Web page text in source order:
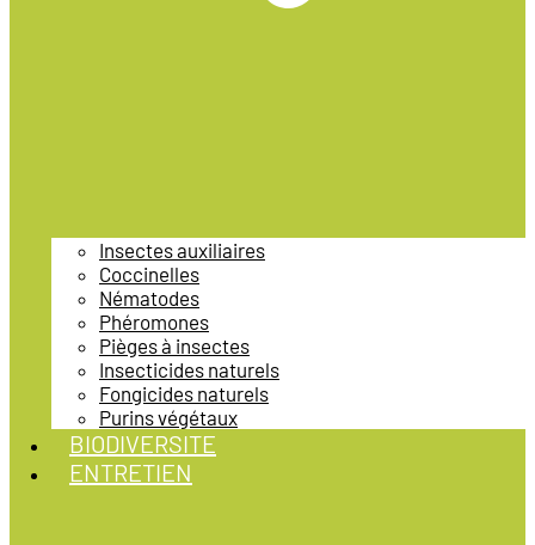
Insectes auxiliaires
Coccinelles
Nématodes
Phéromones
Pièges à insectes
Insecticides naturels
Fongicides naturels
Purins végétaux
BIODIVERSITE
ENTRETIEN